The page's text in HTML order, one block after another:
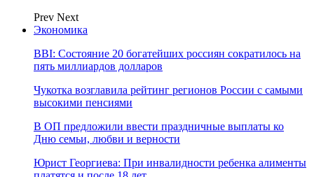
Prev Next
Экономика
BBI: Состояние 20 богатейших россиян сократилось на
пять миллиардов долларов
Чукотка возглавила рейтинг регионов России с самыми
высокими пенсиями
В ОП предложили ввести праздничные выплаты ко
Дню семьи, любви и верности
Юрист Георгиева: При инвалидности ребенка алименты